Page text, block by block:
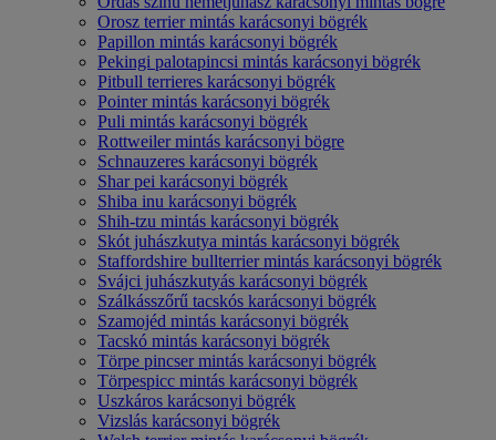
Orosz terrier mintás karácsonyi bögrék
Papillon mintás karácsonyi bögrék
Pekingi palotapincsi mintás karácsonyi bögrék
Pitbull terrieres karácsonyi bögrék
Pointer mintás karácsonyi bögrék
Puli mintás karácsonyi bögrék
Rottweiler mintás karácsonyi bögre
Schnauzeres karácsonyi bögrék
Shar pei karácsonyi bögrék
Shiba inu karácsonyi bögrék
Shih-tzu mintás karácsonyi bögrék
Skót juhászkutya mintás karácsonyi bögrék
Staffordshire bullterrier mintás karácsonyi bögrék
Svájci juhászkutyás karácsonyi bögrék
Szálkásszőrű tacskós karácsonyi bögrék
Szamojéd mintás karácsonyi bögrék
Tacskó mintás karácsonyi bögrék
Törpe pincser mintás karácsonyi bögrék
Törpespicc mintás karácsonyi bögrék
Uszkáros karácsonyi bögrék
Vizslás karácsonyi bögrék